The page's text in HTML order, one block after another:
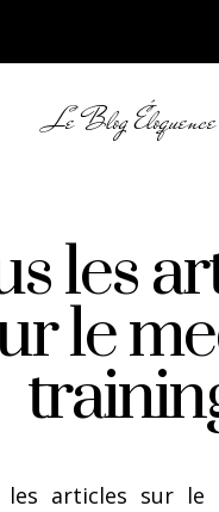
Le Blog Éloquence
les
le
les articles sur le